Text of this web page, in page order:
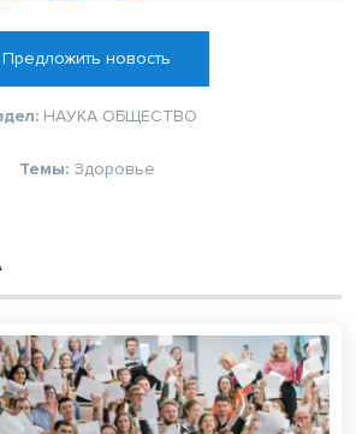
Предложить новость
НАУКА ОБЩЕСТВО
Темы: Здоровье